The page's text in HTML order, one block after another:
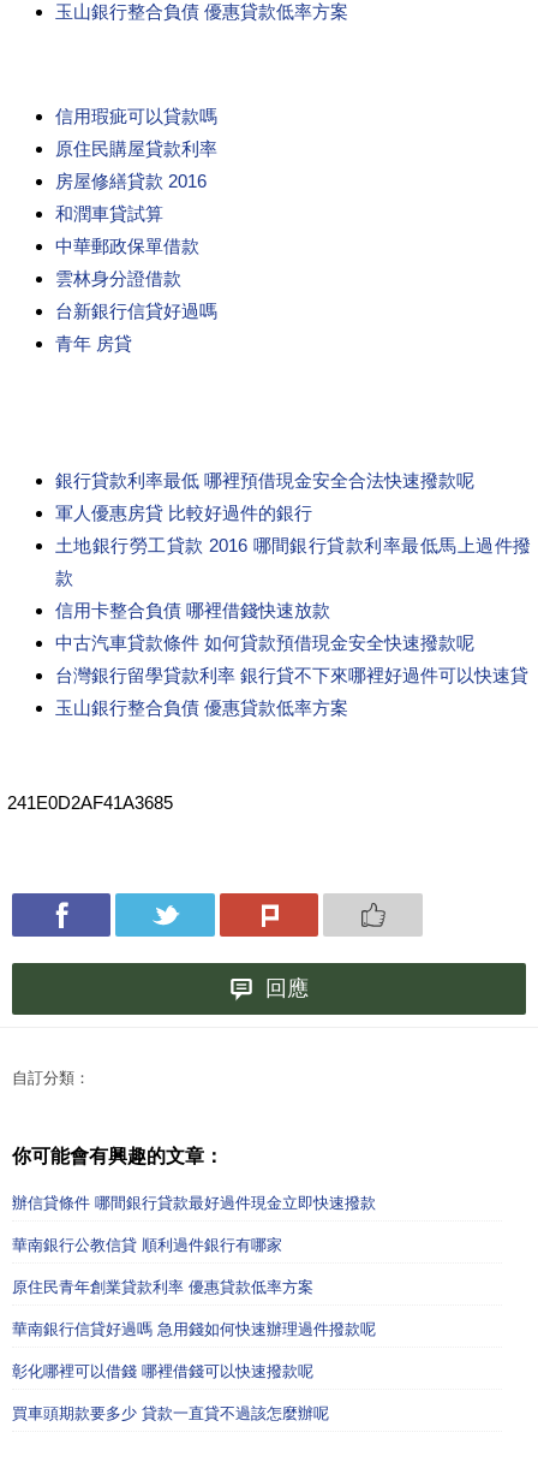
玉山銀行整合負債 優惠貸款低率方案
信用瑕疵可以貸款嗎
原住民購屋貸款利率
房屋修繕貸款 2016
和潤車貸試算
中華郵政保單借款
雲林身分證借款
台新銀行信貸好過嗎
青年 房貸
銀行貸款利率最低 哪裡預借現金安全合法快速撥款呢
軍人優惠房貸 比較好過件的銀行
土地銀行勞工貸款 2016 哪間銀行貸款利率最低馬上過件撥
款
信用卡整合負債 哪裡借錢快速放款
中古汽車貸款條件 如何貸款預借現金安全快速撥款呢
台灣銀行留學貸款利率 銀行貸不下來哪裡好過件可以快速貸
玉山銀行整合負債 優惠貸款低率方案
241E0D2AF41A3685
回應
自訂分類：
你可能會有興趣的文章：
辦信貸條件 哪間銀行貸款最好過件現金立即快速撥款
華南銀行公教信貸 順利過件銀行有哪家
原住民青年創業貸款利率 優惠貸款低率方案
華南銀行信貸好過嗎 急用錢如何快速辦理過件撥款呢
彰化哪裡可以借錢 哪裡借錢可以快速撥款呢
買車頭期款要多少 貸款一直貸不過該怎麼辦呢